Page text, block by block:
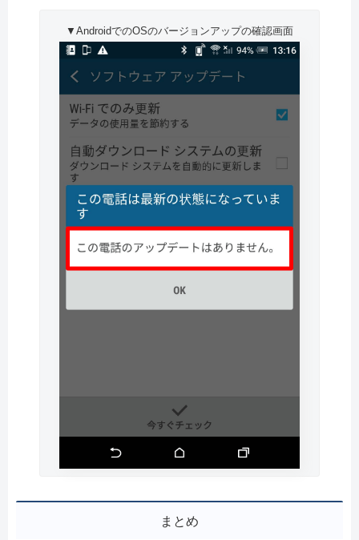
▼AndroidでのOSのバージョンアップの確認画面
まとめ